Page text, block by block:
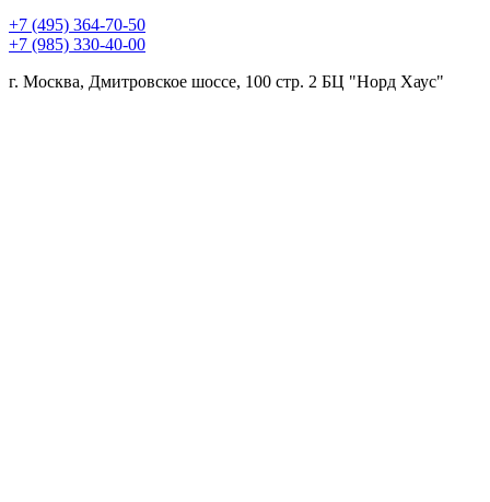
+7 (495) 364-70-50
+7 (985) 330-40-00
г. Москва, Дмитровское шоссе, 100 стр. 2 БЦ "Норд Хаус"